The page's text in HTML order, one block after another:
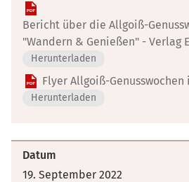
Bericht über die Allgoiß-
"Wandern & Genießen" - Verlag
Herunterladen
Flyer Allgoiß-
Herunterladen
Datum
19. September 2022